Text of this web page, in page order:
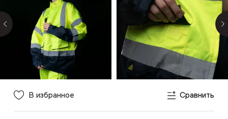
В избранное Сравнить